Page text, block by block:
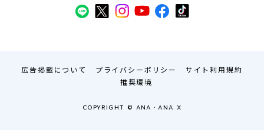
広告掲載について プライバシーポリシー
サイト利用規約
推奨環境
COPYRIGHT © ANA・ANA X